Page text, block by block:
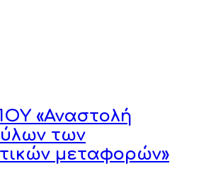
«Αναστολή
των
μεταφορών»